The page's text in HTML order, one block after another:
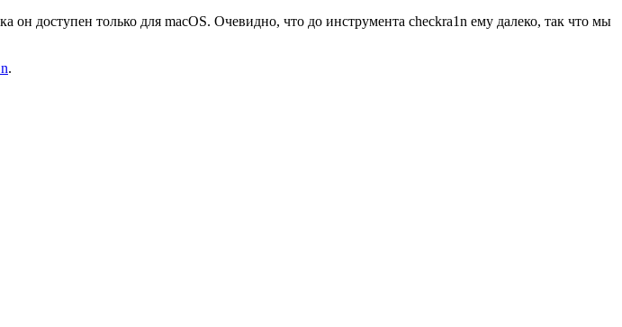
доступен только для macOS. Очевидно, что до инструмента checkra1n ему далеко, так что мы
.